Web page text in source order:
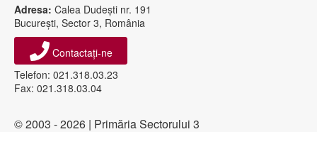
Adresa: Calea Dudeşti nr. 191
Bucureşti, Sector 3, România
Contactați-ne
Telefon: 021.318.03.23
Fax: 021.318.03.04
© 2003 - 2026 | Primăria Sectorului 3